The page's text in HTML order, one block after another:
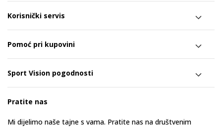
Korisnički servis
Pomoć pri kupovini
Sport Vision pogodnosti
Pratite nas
Mi dijelimo naše tajne s vama. Pratite nas na društvenim